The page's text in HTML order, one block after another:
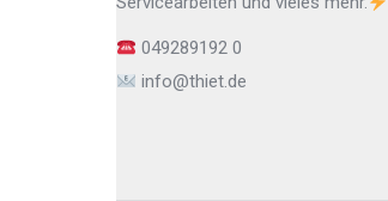
049289192 0
info@thiet.de